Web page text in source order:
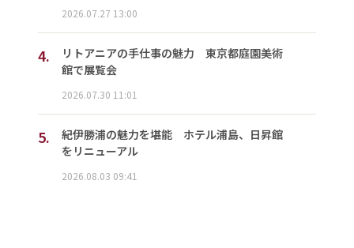
2026.07.27 13:00
4.
リトアニアの手仕事の魅力 東京都庭園美術
館で展覧会
2026.07.30 11:01
5.
紀伊勝浦の魅力を堪能 ホテル浦島、日昇館
をリニューアル
2026.08.03 09:41